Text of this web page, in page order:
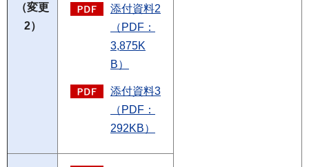
（変更
2）
添付資料2
（PDF：
3,875K
B）
添付資料3
（PDF：
292KB）